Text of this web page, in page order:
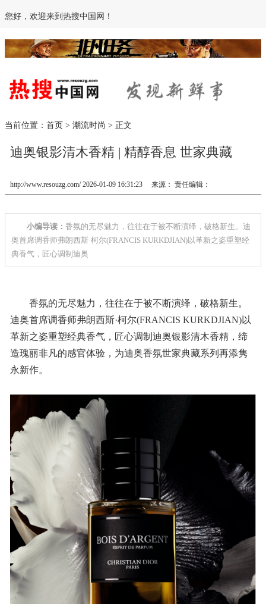
您好，欢迎来到热搜中国网！
当前位置： 首页 > 潮流时尚 > 正文
迪奥银影清木香精 | 精醇香息 世家典藏
http://www.resouzg.com/ 2026-01-09 16:31:23 来源： 责任编辑：
小编导读： 香氛的无尽魅力，往往在于被不断演绎，破格新生。迪
奥首席调香师弗朗西斯·柯尔(FRANCIS KURKDJIAN)以革新之姿重塑经
典香气，匠心调制迪奥
香氛的无尽魅力，往往在于被不断演绎，破格新生。
迪奥首席调香师弗朗西斯·柯尔(FRANCIS KURKDJIAN)以
革新之姿重塑经典香气，匠心调制迪奥银影清木香精，缔
造瑰丽非凡的感官体验，为迪奥香氛世家典藏系列再添隽
永新作。